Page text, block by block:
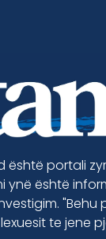
është portali
ynë është
te jene